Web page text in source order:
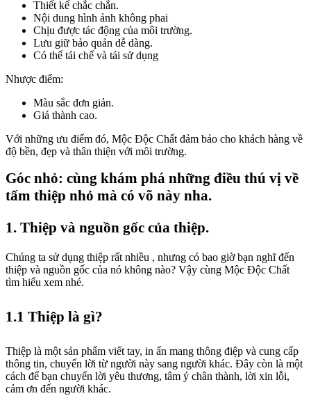
Thiết kế chắc chắn.
Nội dung hình ảnh không phai
Chịu được tác động của môi trường.
Lưu giữ bảo quản dễ dàng.
Có thể tái chế và tái sử dụng
Nhược điểm:
Màu sắc đơn giản.
Giá thành cao.
Với những ưu điểm đó, Mộc Độc Chất đảm bảo cho khách hàng về
độ bền, đẹp và thân thiện với môi trường.
Góc nhỏ: cùng khám phá những điều thú vị về
tấm thiệp nhỏ mà có võ này nha.
1. Thiệp và nguồn gốc của thiệp.
Chúng ta sử dụng thiệp rất nhiều , nhưng có bao giờ bạn nghĩ đến
thiệp và nguồn gốc của nó không nào? Vậy cùng Mộc Độc Chất
tìm hiểu xem nhé.
1.1 Thiệp là gì?
Thiệp là một sản phẩm viết tay, in ấn mang thông điệp và cung cấp
thông tin, chuyển lời từ người này sang người khác. Đây còn là một
cách để bạn chuyển lời yêu thương, tâm ý chân thành, lời xin lỗi,
cảm ơn đến người khác.